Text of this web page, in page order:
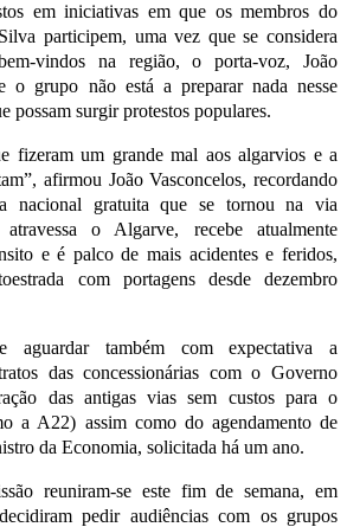
em iniciativas em que os membros do
participem, uma vez que se considera
vindos na região, o porta-voz, João
o grupo não está a preparar nada nesse
possam surgir protestos populares.
fizeram um grande mal aos algarvios e a
afirmou João Vasconcelos, recordando
nacional gratuita que se tornou na via
o Algarve, recebe atualmente
e é palco de mais acidentes e feridos,
com portagens desde dezembro
aguardar também com expectativa a
das concessionárias com o Governo
das antigas vias sem custos para o
a A22) assim como do agendamento de
da Economia, solicitada há um ano.
reuniram-se este fim de semana, em
pedir audiências com os grupos